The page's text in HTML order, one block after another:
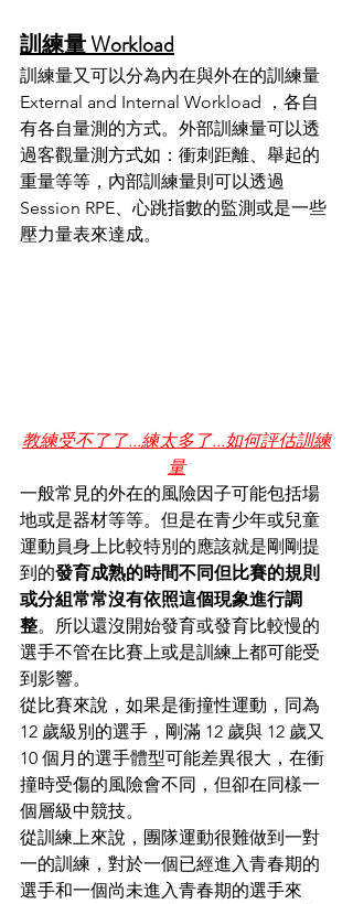
訓練量 Workload
訓練量又可以分為內在與外在的訓練量
External and Internal Workload ，各自
有各自量測的方式。外部訓練量可以透
過客觀量測方式如：衝刺距離、舉起的
重量等等，內部訓練量則可以透過
Session RPE、心跳指數的監測或是一些
壓力量表來達成。
教練受不了了...練太多了...如何評估訓練
量
一般常見的外在的風險因子可能包括場
地或是器材等等。但是在青少年或兒童
運動員身上比較特別的應該就是剛剛提
到的發育成熟的時間不同但比賽的規則
或分組常常沒有依照這個現象進行調
整。所以還沒開始發育或發育比較慢的
選手不管在比賽上或是訓練上都可能受
到影響。
從比賽來說，如果是衝撞性運動，同為
12 歲級別的選手，剛滿 12 歲與 12 歲又
10 個月的選手體型可能差異很大，在衝
撞時受傷的風險會不同，但卻在同樣一
個層級中競技。
從訓練上來說，團隊運動很難做到一對
一的訓練，對於一個已經進入青春期的
選手和一個尚未進入青春期的選手來